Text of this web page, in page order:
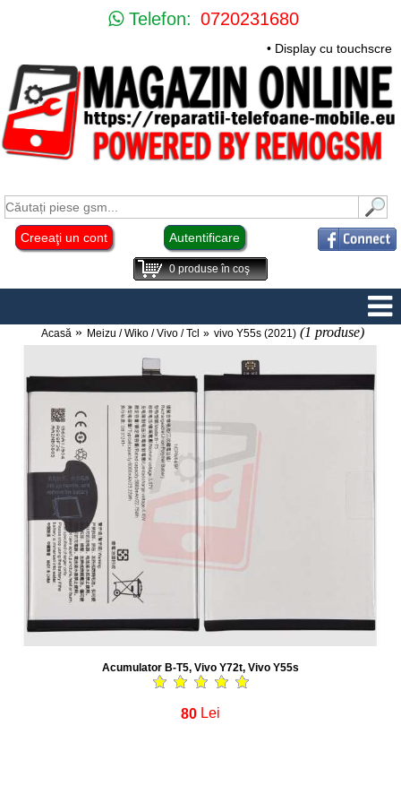
Telefon: 0720231680
• Display cu
Creeaţi un cont Autentificare
0produse în coş
Acasă Meizu / Wiko / Vivo / Tcl vivo Y55s (2021) (1 produse)
Acumulator B-T5, Vivo Y72t, Vivo Y55s
80 Lei